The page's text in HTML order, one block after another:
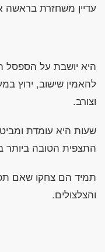
עדיין משחזרת בראשה
היא יושבת על הספסל
להאמין שישוב, ירוץ
וצורב.
שעות היא עומדת
התצפית הטובה ביותר
תמיד הם צחקו שאם
והצלצולים.